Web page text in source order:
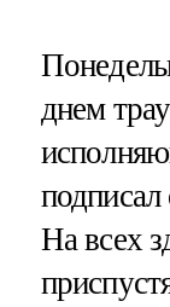
днем
На всех